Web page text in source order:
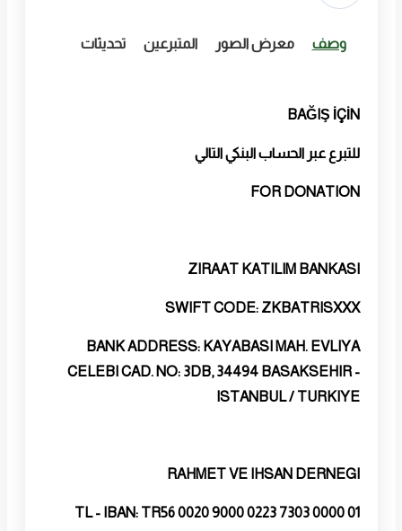
وصف معرض الصور المتبرعين تحديثات
BAĞIŞ İÇİN
للتبرع عبر الحساب البنكي التالي
FOR DONATION
ZIRAAT KATILIM BANKASI
SWIFT CODE: ZKBATRISXXX
BANK ADDRESS: KAYABASI MAH. EVLIYA
CELEBI CAD. NO: 3DB, 34494 BASAKSEHIR -
ISTANBUL / TURKIYE
RAHMET VE IHSAN DERNEGI
TL - IBAN: TR56 0020 9000 0223 7303 0000 01